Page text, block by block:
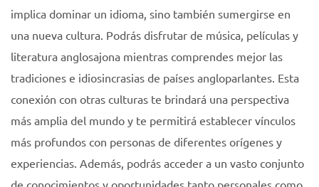
implica dominar un idioma, sino también sumergirse en
una nueva cultura. Podrás disfrutar de música, películas y
literatura anglosajona mientras comprendes mejor las
tradiciones e idiosincrasias de países angloparlantes. Esta
conexión con otras culturas te brindará una perspectiva
más amplia del mundo y te permitirá establecer vínculos
más profundos con personas de diferentes orígenes y
experiencias. Además, podrás acceder a un vasto conjunto
de conocimientos y oportunidades tanto personales como